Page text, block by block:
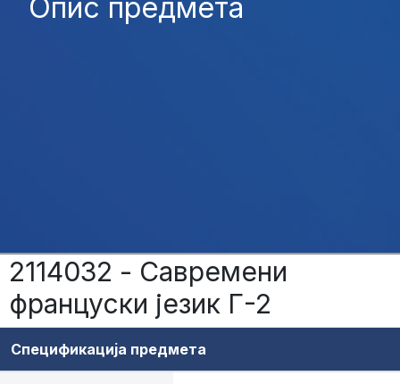
Опис предмета
2114032 - Савремени
француски језик Г-2
Спецификација предмета